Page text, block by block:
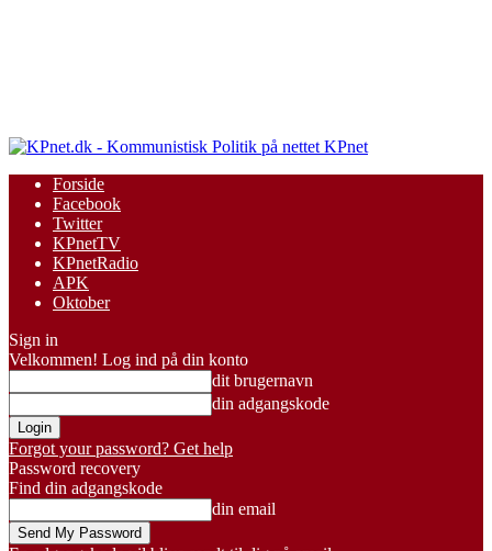
KPnet
Forside
Facebook
Twitter
KPnetTV
KPnetRadio
APK
Oktober
Sign in
Velkommen! Log ind på din konto
dit brugernavn
din adgangskode
Forgot your password? Get help
Password recovery
Find din adgangskode
din email